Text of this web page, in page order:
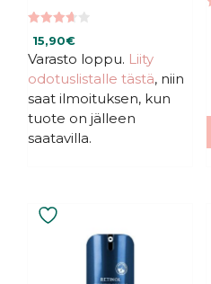
5:stä
15,90€
Varasto loppu. Liity
odotuslistalle tästä, niin
saat ilmoituksen, kun
tuote on jälleen
saatavilla.